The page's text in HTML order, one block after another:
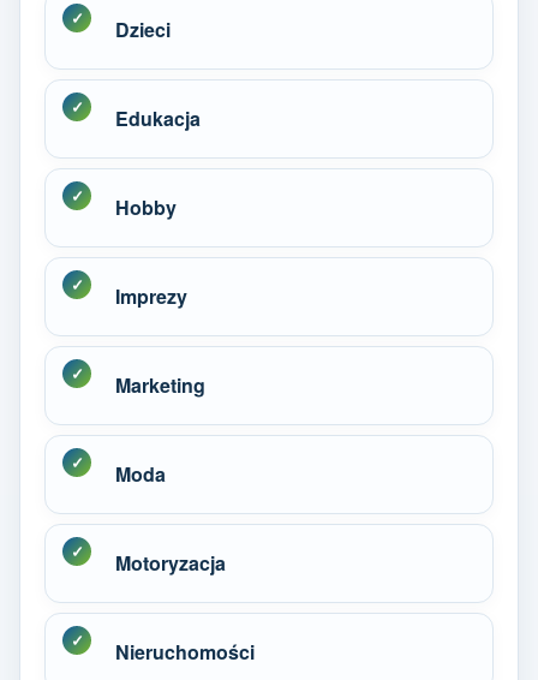
Dzieci
Edukacja
Hobby
Imprezy
Marketing
Moda
Motoryzacja
Nieruchomości